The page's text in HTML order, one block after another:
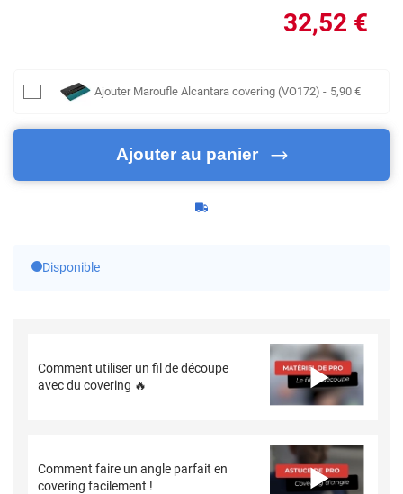
32,52 €
Ajouter Maroufle Alcantara covering (VO172) - 5,90 €
Ajouter au panier
Disponible
Comment utiliser un fil de découpe
avec du covering 🔥
Comment faire un angle parfait en
covering facilement !